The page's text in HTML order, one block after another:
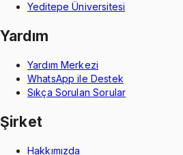
Yeditepe Üniversitesi
Yardım
Yardım Merkezi
WhatsApp ile Destek
Sıkça Sorulan Sorular
Şirket
Hakkımızda